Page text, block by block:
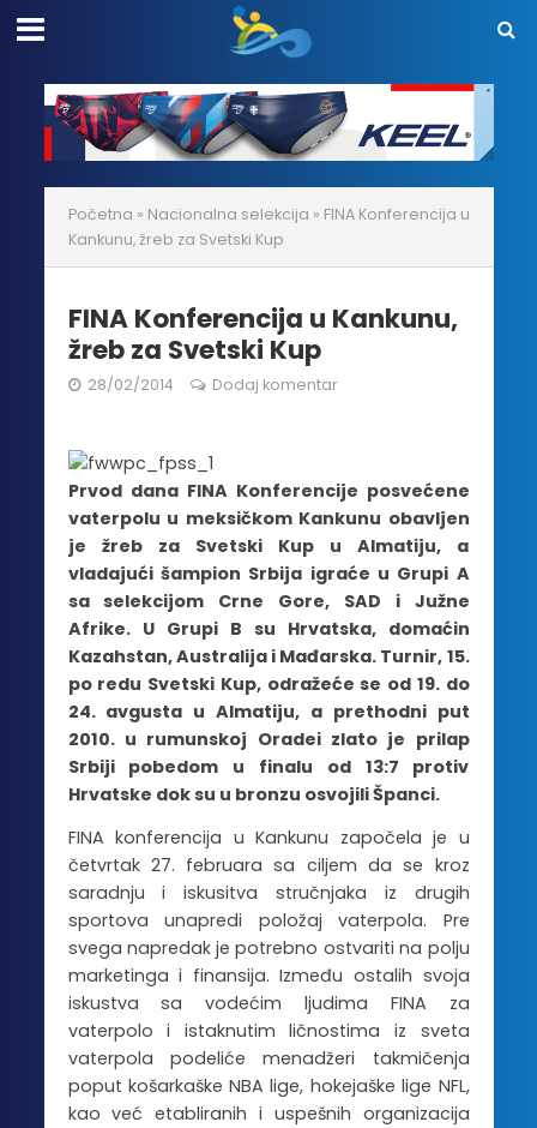
Početna » Nacionalna selekcija » FINA Konferencija u
Kankunu, žreb za Svetski Kup
FINA Konferencija u Kankunu,
žreb za Svetski Kup
28/02/2014 Dodaj komentar
Prvod dana FINA Konferencije posvećene
vaterpolu u meksičkom Kankunu obavljen
je žreb za Svetski Kup u Almatiju, a
vladajući šampion Srbija igraće u Grupi A
sa selekcijom Crne Gore, SAD i Južne
Afrike. U Grupi B su Hrvatska, domaćin
Kazahstan, Australija i Mađarska. Turnir, 15.
po redu Svetski Kup, odražeće se od 19. do
24. avgusta u Almatiju, a prethodni put
2010. u rumunskoj Oradei zlato je prilap
Srbiji pobedom u finalu od 13:7 protiv
Hrvatske dok su u bronzu osvojili Španci.
FINA konferencija u Kankunu započela je u
četvrtak 27. februara sa ciljem da se kroz
saradnju i iskusitva stručnjaka iz drugih
sportova unapredi položaj vaterpola. Pre
svega napredak je potrebno ostvariti na polju
marketinga i finansija. Između ostalih svoja
iskustva sa vodećim ljudima FINA za
vaterpolo i istaknutim ličnostima iz sveta
vaterpola podeliće menadžeri takmičenja
poput košarkaške NBA lige, hokejaške lige NFL,
kao već etabliranih i uspešnih organizacija